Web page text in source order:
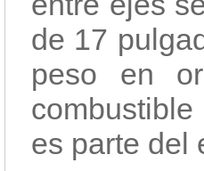
de 17
peso en
es parte del